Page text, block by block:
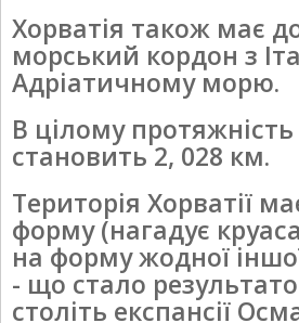
Хорватія також має
морський кордон з
Адріатичному морю.
В цілому
становить 2, 028 км.
Територія Хорватії
форму (нагадує
на форму жодної
- що стало
століть експансії